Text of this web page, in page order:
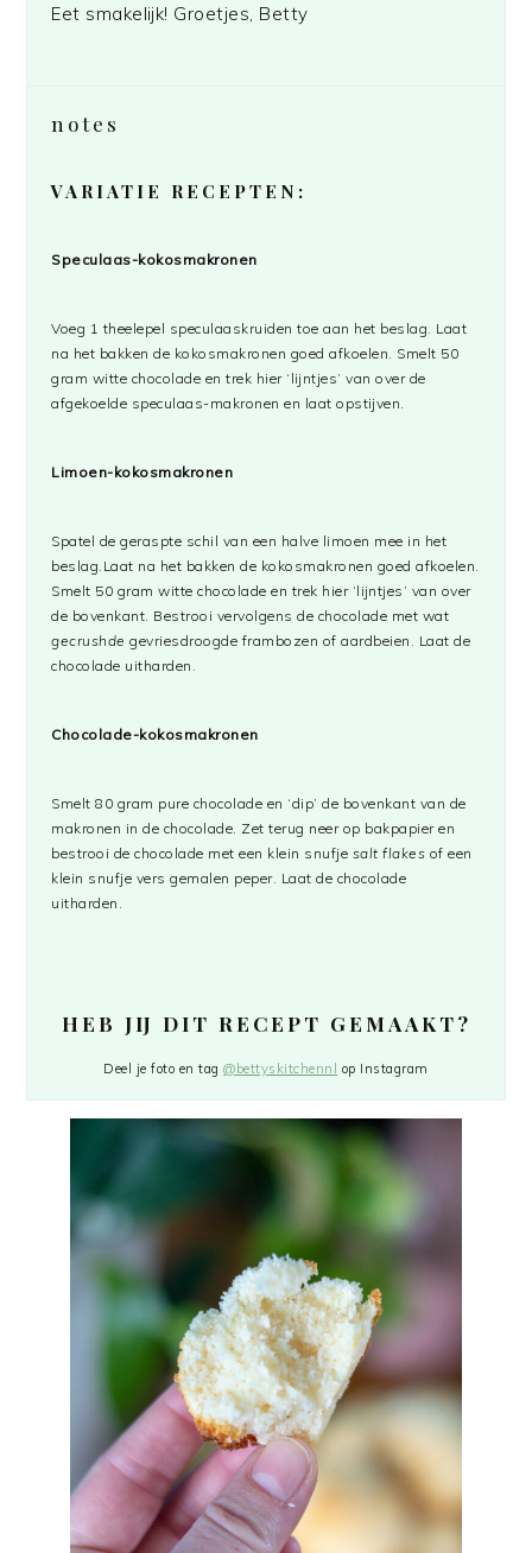
Eet smakelijk! Groetjes, Betty
notes
VARIATIE RECEPTEN:
Speculaas-kokosmakronen
Voeg 1 theelepel speculaaskruiden toe aan het beslag. Laat
na het bakken de kokosmakronen goed afkoelen. Smelt 50
gram witte chocolade en trek hier ‘lijntjes’ van over de
afgekoelde speculaas-makronen en laat opstijven.
Limoen-kokosmakronen
Spatel de geraspte schil van een halve limoen mee in het
beslag.Laat na het bakken de kokosmakronen goed afkoelen.
Smelt 50 gram witte chocolade en trek hier ‘lijntjes’ van over
de bovenkant. Bestrooi vervolgens de chocolade met wat
gecrushde gevriesdroogde frambozen of aardbeien. Laat de
chocolade uitharden.
Chocolade-kokosmakronen
Smelt 80 gram pure chocolade en ‘dip’ de bovenkant van de
makronen in de chocolade. Zet terug neer op bakpapier en
bestrooi de chocolade met een klein snufje salt flakes of een
klein snufje vers gemalen peper. Laat de chocolade
uitharden.
HEB JIJ DIT RECEPT GEMAAKT?
Deel je foto en tag@bettyskitchennl op Instagram